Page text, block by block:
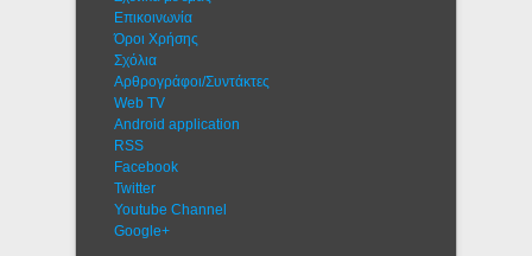
Eπικοινωνία
Όροι Χρήσης
Σχόλια
Αρθρογράφοι/Συντάκτες
Web TV
Android application
RSS
Facebook
Twitter
Youtube Channel
Google+